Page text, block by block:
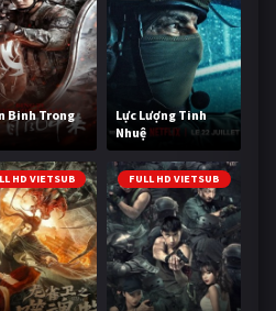
Binh Trong
Lực Lượng Tinh
Nhuệ
HD VIETSUB FULL HD VIETSUB